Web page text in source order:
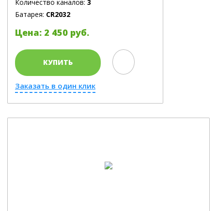
Количество каналов: 3
Батарея: CR2032
Цена: 2 450 руб.
КУПИТЬ
Заказать в один клик